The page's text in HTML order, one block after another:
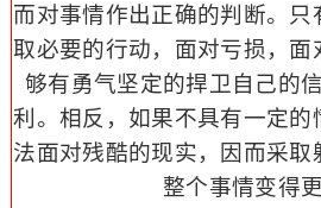
而对事情作出正确的判断。只
取必要的行动，面对亏损，面
够有勇气坚定的捍卫自己的
利。相反，如果不具有一定的
法面对残酷的现实，因而采取
整个事情变得更